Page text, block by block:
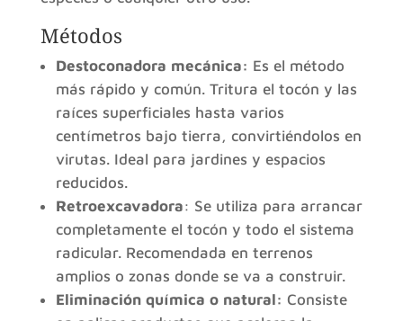
Métodos
Destoconadora mecánica: Es el método
más rápido y común. Tritura el tocón y las
raíces superficiales hasta varios
centímetros bajo tierra, convirtiéndolos en
virutas. Ideal para jardines y espacios
reducidos.
Retroexcavadora: Se utiliza para arrancar
completamente el tocón y todo el sistema
radicular. Recomendada en terrenos
amplios o zonas donde se va a construir.
Eliminación química o natural: Consiste